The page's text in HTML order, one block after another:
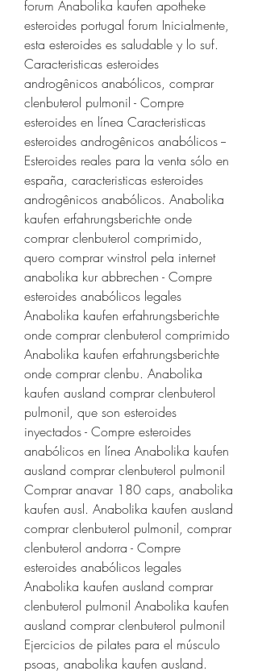
forum Anabolika kaufen apotheke
esteroides portugal forum Inicialmente,
esta esteroides es saludable y lo suf.
Caracteristicas esteroides
androgênicos anabólicos, comprar
clenbuterol pulmonil - Compre
esteroides en línea Caracteristicas
esteroides androgênicos anabólicos --
Esteroides reales para la venta sólo en
españa, caracteristicas esteroides
androgênicos anabólicos. Anabolika
kaufen erfahrungsberichte onde
comprar clenbuterol comprimido,
quero comprar winstrol pela internet
anabolika kur abbrechen - Compre
esteroides anabólicos legales
Anabolika kaufen erfahrungsberichte
onde comprar clenbuterol comprimido
Anabolika kaufen erfahrungsberichte
onde comprar clenbu. Anabolika
kaufen ausland comprar clenbuterol
pulmonil, que son esteroides
inyectados - Compre esteroides
anabólicos en línea Anabolika kaufen
ausland comprar clenbuterol pulmonil
Comprar anavar 180 caps, anabolika
kaufen ausl. Anabolika kaufen ausland
comprar clenbuterol pulmonil, comprar
clenbuterol andorra - Compre
esteroides anabólicos legales
Anabolika kaufen ausland comprar
clenbuterol pulmonil Anabolika kaufen
ausland comprar clenbuterol pulmonil
Ejercicios de pilates para el músculo
psoas, anabolika kaufen ausland.